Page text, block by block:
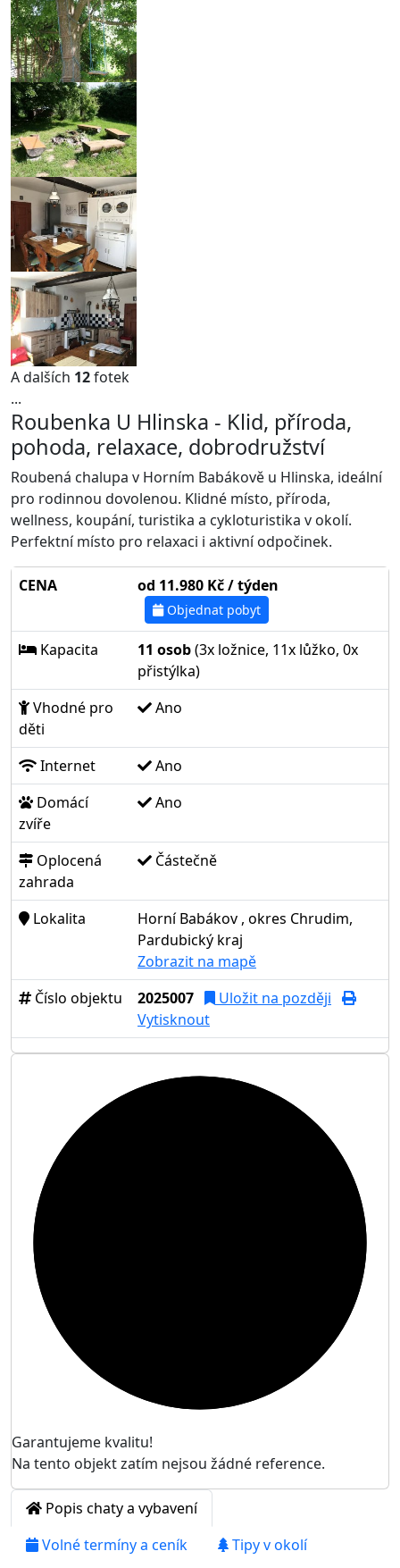
A dalších 12fotek
...
Roubenka U Hlinska - Klid, příroda,
pohoda, relaxace, dobrodružství
Roubená chalupa v Horním Babákově u Hlinska, ideální
pro rodinnou dovolenou. Klidné místo, příroda,
wellness, koupání, turistika a cykloturistika v okolí.
Perfektní místo pro relaxaci i aktivní odpočinek.
CENA od 11.980 Kč / týden
Objednat pobyt
Kapacita 11 osob(3x ložnice, 11x lůžko, 0x
přistýlka)
Vhodné pro
děti
Ano
Internet
Ano
Domácí
zvíře
Ano
Oplocená
zahrada
Částečně
Lokalita
Horní Babákov , okres Chrudim,
Pardubický kraj
Zobrazit na mapě
Číslo objektu
2025007
Uložit na později
Vytisknout
Garantujeme kvalitu!
Na tento objekt zatím nejsou žádné reference.
Popis chaty a vybavení
Volné termíny a ceník
Tipy v okolí